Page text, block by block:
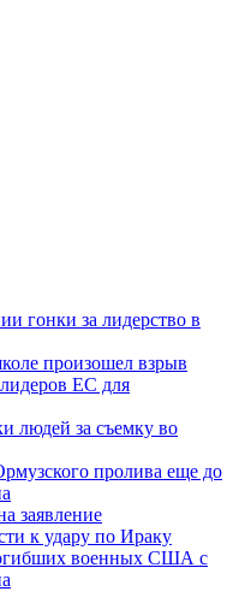
гонки за лидерство в
произошел взрыв
ЕС для
людей за съемку во
пролива еще до
заявление
к удару по Ираку
военных США с